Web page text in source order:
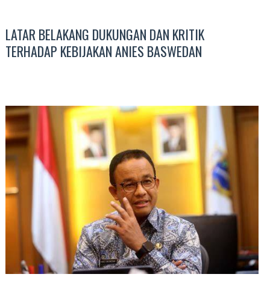
LATAR BELAKANG DUKUNGAN DAN KRITIK
TERHADAP KEBIJAKAN ANIES BASWEDAN